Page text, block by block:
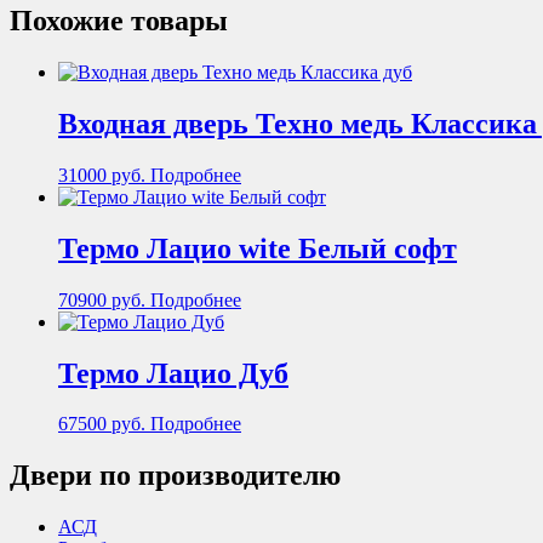
Похожие товары
Входная дверь Техно медь Классика
31000 руб. Подробнее
Термо Лацио wite Белый софт
70900 руб. Подробнее
Термо Лацио Дуб
67500 руб. Подробнее
Двери по производителю
АСД